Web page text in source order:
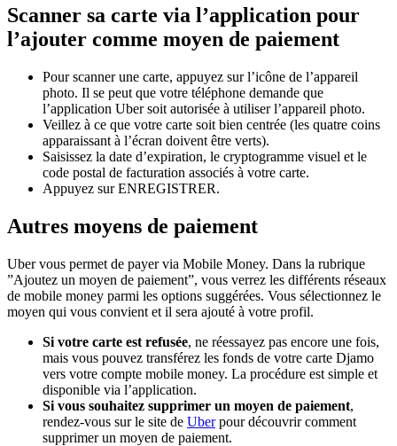
Scanner sa carte via l’application pour
l’ajouter comme moyen de paiement
Pour scanner une carte, appuyez sur l’icône de l’appareil
photo. Il se peut que votre téléphone demande que
l’application Uber soit autorisée à utiliser l’appareil photo.
Veillez à ce que votre carte soit bien centrée (les quatre coins
apparaissant à l’écran doivent être verts).
Saisissez la date d’expiration, le cryptogramme visuel et le
code postal de facturation associés à votre carte.
Appuyez sur ENREGISTRER.
Autres moyens de paiement
Uber vous permet de payer via Mobile Money. Dans la rubrique
”Ajoutez un moyen de paiement”, vous verrez les différents réseaux
de mobile money parmi les options suggérées. Vous sélectionnez le
moyen qui vous convient et il sera ajouté à votre profil.
Si votre carte est refusée, ne réessayez pas encore une fois,
mais vous pouvez transférez les fonds de votre carte Djamo
vers votre compte mobile money. La procédure est simple et
disponible via l’application.
Si vous souhaitez supprimer un moyen de paiement,
rendez-vous sur le site de Uberpour découvrir comment
supprimer un moyen de paiement.